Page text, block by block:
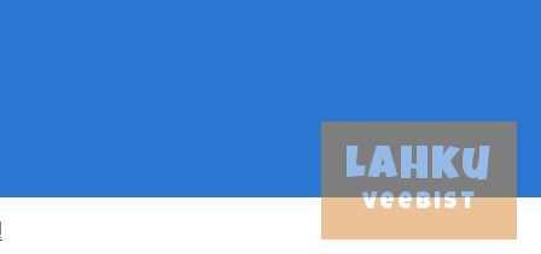
Lahku
veebist